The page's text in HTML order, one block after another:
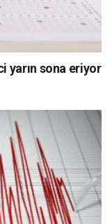
yarın sona eriyor